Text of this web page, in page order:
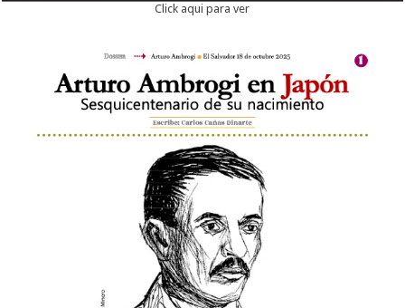
Click aqui para ver